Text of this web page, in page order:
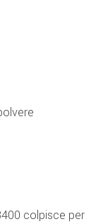
colpisce per